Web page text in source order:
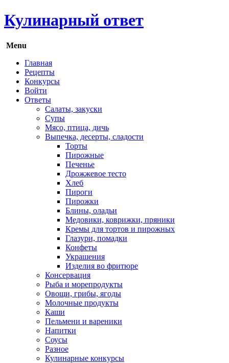
Кулинарный ответ
Menu
Главная
Рецепты
Конкурсы
Войти
Ответы
Салаты, закуски
Супы
Мясо, птица, дичь
Выпечка, десерты, сладости
Торты
Пирожные
Печенье
Дрожжевое тесто
Хлеб
Пироги
Пирожки
Блины, оладьи
Медовики, коврижки, пряники
Кремы для тортов и пирожных
Глазури, помадки
Конфеты
Украшения
Изделия во фритюре
Консервация
Рыба и морепродукты
Овощи, грибы, ягоды
Молочные продукты
Каши
Пельмени и вареники
Напитки
Соусы
Разное
Кулинарные конкурсы